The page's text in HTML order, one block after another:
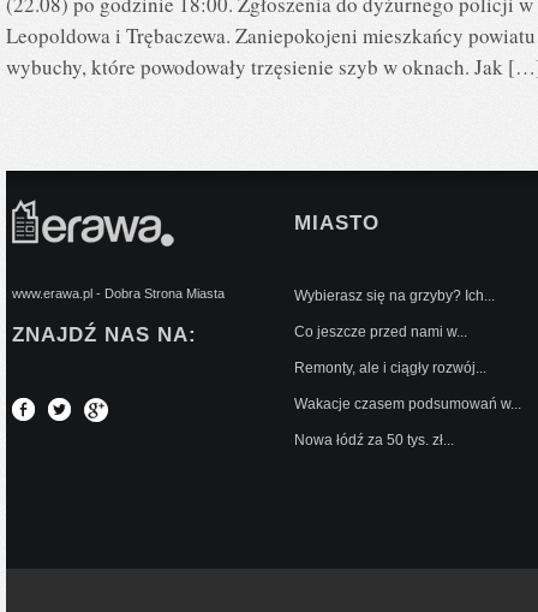
Leopoldowa i Trębaczewa. Zaniepokojeni mieszkańcy
wybuchy, które powodowały trzęsienie szyb w oknach. Jak
www.erawa.pl - Dobra Strona Miasta
ZNAJDŹ NAS NA:
MIASTO
Wybierasz się na grzyby? Ich...
Co jeszcze przed nami w...
Remonty, ale i ciągły rozwój...
Wakacje czasem podsumowań w...
Nowa łódź za 50 tys. zł...